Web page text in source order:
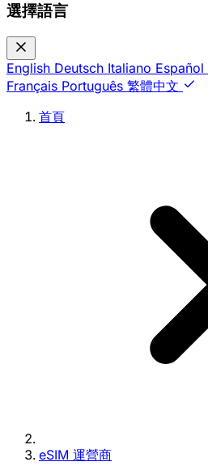
選擇語言
English Deutsch Italiano Español
Français Português 繁體中文
首頁
eSIM 運營商